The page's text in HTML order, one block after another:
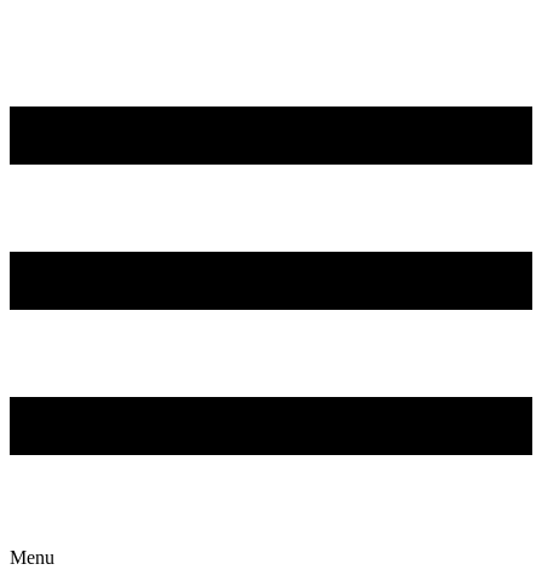
Menu